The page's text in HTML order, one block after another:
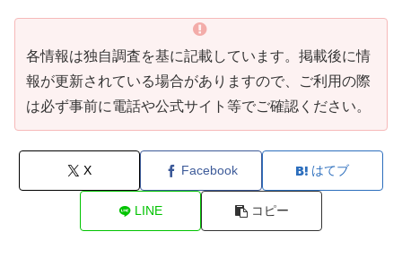
各情報は独自調査を基に記載しています。掲載後に情
報が更新されている場合がありますので、ご利用の際
は必ず事前に電話や公式サイト等でご確認ください。
X Facebook はてブ
LINE コピー